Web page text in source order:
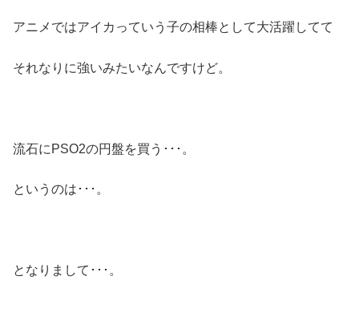
アニメではアイカっていう子の相棒として大活躍してて
それなりに強いみたいなんですけど。
流石にPSO2の円盤を買う･･･。
というのは･･･。
となりまして･･･。